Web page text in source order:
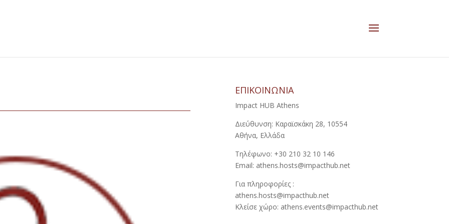
ΕΠΙΚΟΙΝΩΝΙΑ
Impact HUB Athens
Διεύθυνση: Καραϊσκάκη 28, 10554
Αθήνα, Ελλάδα
Τηλέφωνο: +30 210 32 10 146
Email: athens.hosts@impacthub.net
Για πληροφορίες :
athens.hosts@impacthub.net
Κλείσε χώρο: athens.events@impacthub.net